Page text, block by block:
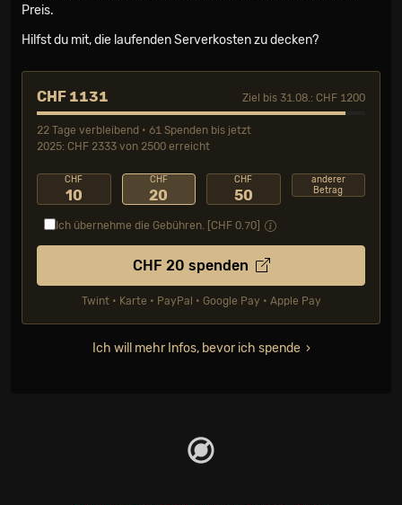
Preis.
Hilfst du mit, die laufenden Serverkosten zu decken?
CHF 1131 Ziel bis 31.08.: CHF 1200
22 Tage verbleibend • 61 Spenden bis jetzt
2025: CHF 2333 von 2500 erreicht
CHF
10
CHF
20
CHF
50
anderer
Betrag
Ich übernehme die Gebühren. [CHF 0.70]
CHF 20 spenden
Twint • Karte • PayPal • Google Pay • Apple Pay
Ich will mehr Infos, bevor ich spende